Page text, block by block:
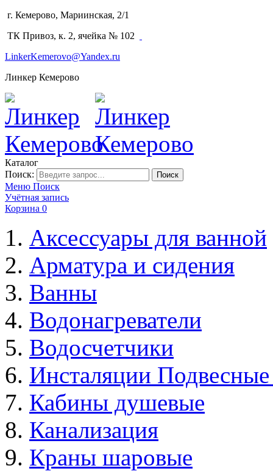
г. Кемерово, Мариинская, 2/1
ТК Привоз, к. 2, ячейка № 102
LinkerKemerovo@Yandex.ru
Линкер Кемерово
Каталог
Поиск:
Поиск
Меню Поиск
Учётная запись
Корзина 0
Аксессуары для ванной
Арматура и сидения
Ванны
Водонагреватели
Водосчетчики
Инсталяции
Кабины душевые
Канализация
Краны шаровые